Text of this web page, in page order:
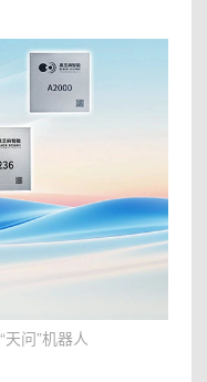
问”机器人